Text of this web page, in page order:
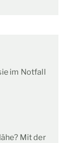
im Notfall
Mit der